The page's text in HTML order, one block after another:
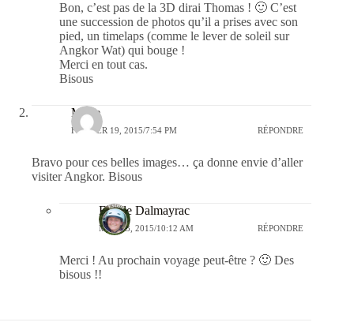
Bon, c’est pas de la 3D dirai Thomas ! 🙂 C’est
une succession de photos qu’il a prises avec son
pied, un timelaps (comme le lever de soleil sur
Angkor Wat) qui bouge !
Merci en tout cas.
Bisous
Marie
FÉVRIER 19, 2015/7:54 PM RÉPONDRE
Bravo pour ces belles images… ça donne envie d’aller
visiter Angkor. Bisous
Estelle Dalmayrac
MARS 3, 2015/10:12 AM RÉPONDRE
Merci ! Au prochain voyage peut-être ? 🙂 Des
bisous !!